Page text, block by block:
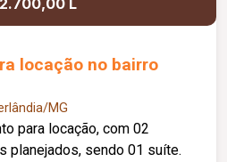
L
locação no bairro
MG
para locação, com 02
planejados, sendo 01 suíte.